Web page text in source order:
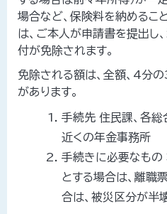
場合など、保険料を納めるこ
は、ご本人が申請書を提出し
付が免除されます。
免除される額は、全額、4分
があります。
手続先 住民課、各総
近くの年金事務所
手続きに必要なもの
とする場合は、離職
合は、被災区分が半